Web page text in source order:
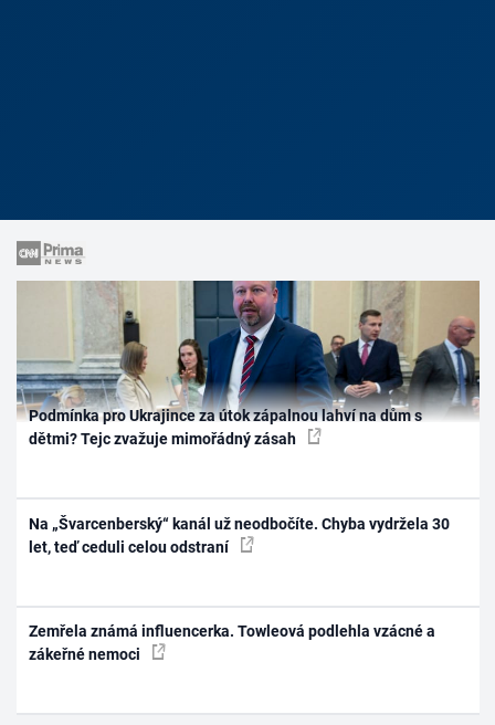
Podmínka pro Ukrajince za útok zápalnou lahví na dům s
dětmi? Tejc zvažuje mimořádný zásah
Na „Švarcenberský“ kanál už neodbočíte. Chyba vydržela 30
let, teď ceduli celou odstraní
Zemřela známá influencerka. Towleová podlehla vzácné a
zákeřné nemoci